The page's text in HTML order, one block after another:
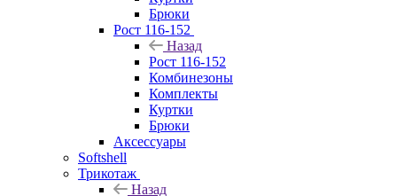
Брюки
Рост 116-152
Назад
Рост 116-152
Комбинезоны
Комплекты
Куртки
Брюки
Аксессуары
Softshell
Трикотаж
Назад